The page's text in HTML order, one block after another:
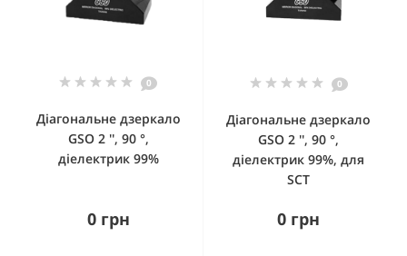
0
Діагональне дзеркало
GSO 2 '', 90 °,
діелектрик 99%
0 грн
0
Діагональне дзеркало
GSO 2 '', 90 °,
діелектрик 99%, для
SCT
0 грн